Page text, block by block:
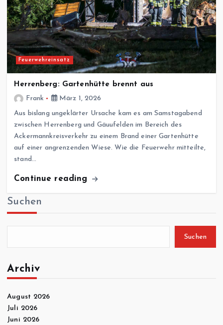
Feuerwehreinsatz
Herrenberg: Gartenhütte brennt aus
Frank
März 1, 2026
Aus bislang ungeklärter Ursache kam es am Samstagabend
zwischen Herrenberg und Gäuufelden im Bereich des
Ackermannkreisverkehr zu einem Brand einer Gartenhütte
auf einer angrenzenden Wiese. Wie die Feuerwehr mitteilte,
stand…
Continue reading
Suchen
Suchen
Archiv
August 2026
Juli 2026
Juni 2026